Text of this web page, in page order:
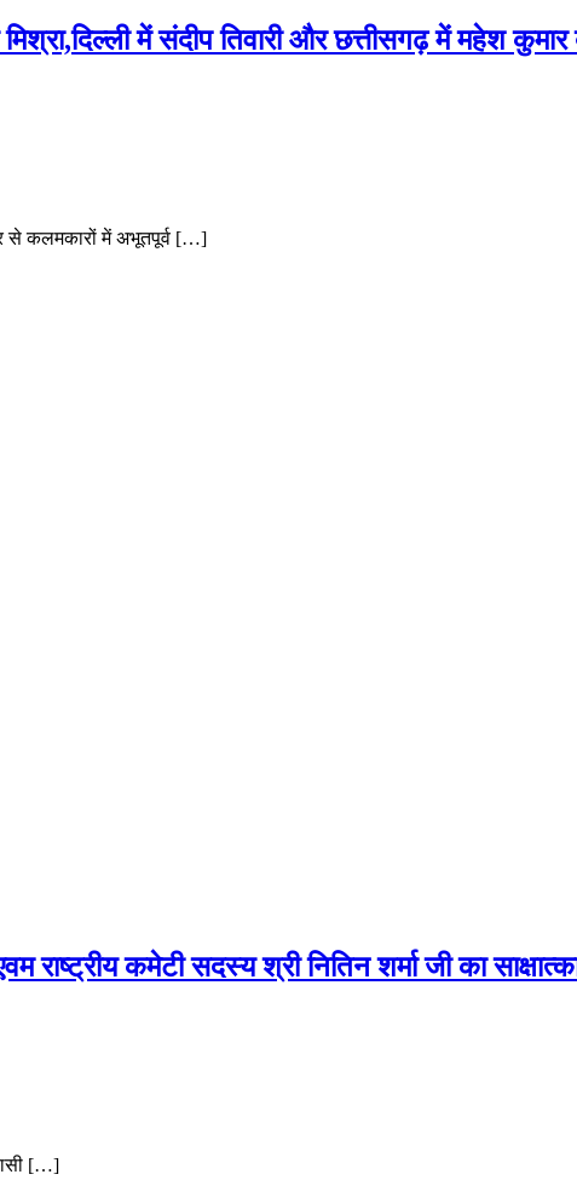
में संदीप तिवारी और छत्तीसगढ़ में महेश
से कलमकारों में अभूतपूर्व […]
राष्ट्रीय कमेटी सदस्य श्री नितिन शर्मा जी का
[…]